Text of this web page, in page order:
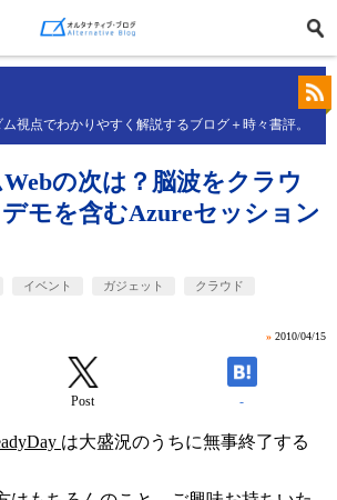
視点でわかりやすく解説するブログ＋時々書評。
の次は？脳波をクラウ
モを含むAzureセッション
イベント ガジェット
クラウド
» 2010/04/15
Post -
は大盛況のうちに無事終了する